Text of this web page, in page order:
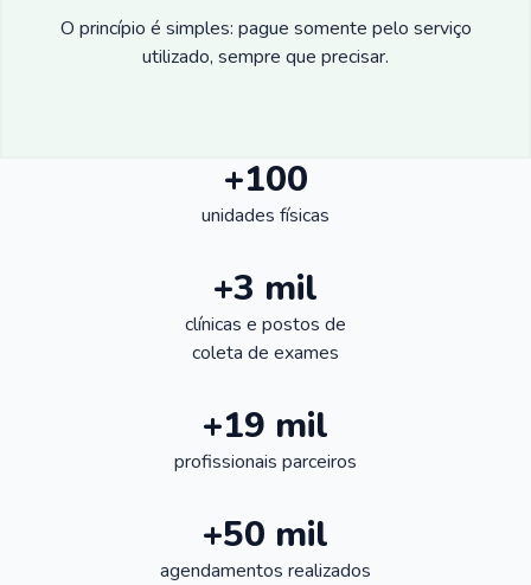
O princípio é simples: pague somente pelo serviço
utilizado, sempre que precisar.
+100
unidades físicas
+3 mil
clínicas e postos de
coleta de exames
+19 mil
profissionais parceiros
+50 mil
agendamentos realizados